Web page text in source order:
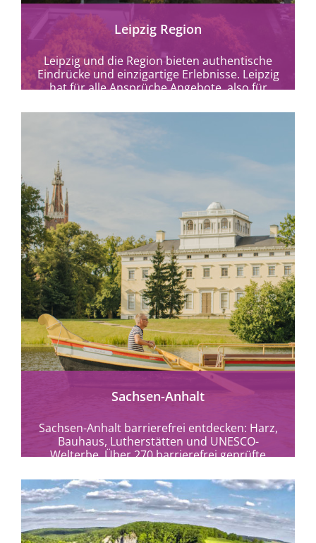
Leipzig Region
Leipzig und die Region bieten authentische
Eindrücke und einzigartige Erlebnisse. Leipzig
hat für alle Ansprüche Angebote, also für
schränkte Menschen sowie...
mehr erfahren
Sachsen-Anhalt
Sachsen-Anhalt barrierefrei entdecken: Harz,
Bauhaus, Lutherstätten und UNESCO-
Welterbe. Über 270 barrierefrei geprüfte